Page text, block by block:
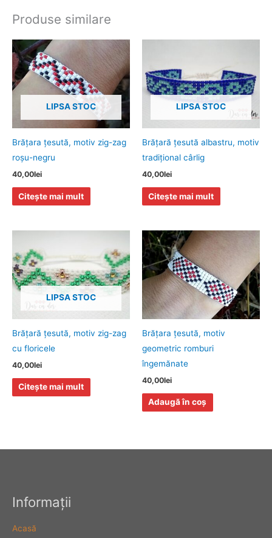
Produse similare
LIPSA STOC
Brăţara ţesută, motiv zig-zag
roşu-negru
40,00lei
Citește mai mult
LIPSA STOC
Brăţară ţesută albastru, motiv
tradiţional cârlig
40,00lei
Citește mai mult
LIPSA STOC
Brăţară ţesută, motiv zig-zag
cu floricele
40,00lei
Citește mai mult
Brăţara ţesută, motiv
geometric romburi
îngemănate
40,00lei
Adaugă în coș
Informaţii
Acasă